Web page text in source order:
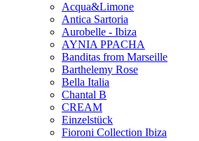
Acqua&Limone
Antica Sartoria
Aurobelle - Ibiza
AYNIA PPACHA
Banditas from Marseille
Barthelemy Rose
Bella Italia
Chantal B
CREAM
Einzelstück
Fioroni Collection Ibiza